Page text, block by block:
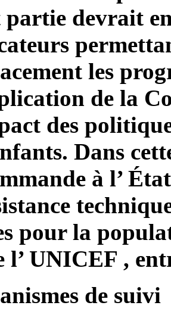
devrait
les
de la
des
Dans
à l’
pour la
l’ UNICEF ,
de suivi